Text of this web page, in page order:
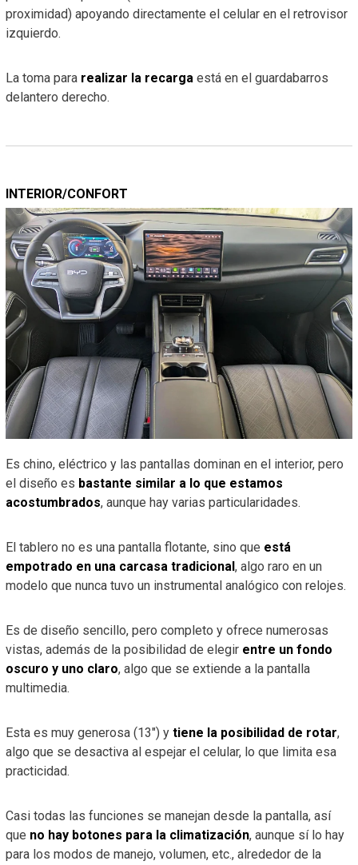
proximidad) apoyando directamente el celular en el retrovisor
izquierdo.
La toma para realizar la recarga está en el guardabarros
delantero derecho.
INTERIOR/CONFORT
Es chino, eléctrico y las pantallas dominan en el interior, pero
el diseño es bastante similar a lo que estamos
acostumbrados, aunque hay varias particularidades.
El tablero no es una pantalla flotante, sino que está
empotrado en una carcasa tradicional , algo raro en un
modelo que nunca tuvo un instrumental analógico con relojes.
Es de diseño sencillo, pero completo y ofrece numerosas
vistas, además de la posibilidad de elegir entre un fondo
oscuro y uno claro, algo que se extiende a la pantalla
multimedia.
Esta es muy generosa (13″) y tiene la posibilidad de rotar,
algo que se desactiva al espejar el celular, lo que limita esa
practicidad.
Casi todas las funciones se manejan desde la pantalla, así
que no hay botones para la climatización, aunque sí lo hay
para los modos de manejo, volumen, etc., alrededor de la